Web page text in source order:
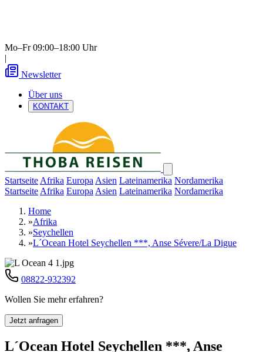
Mo–Fr 09:00–18:00 Uhr
|
Newsletter
Über uns
KONTAKT
Startseite Afrika Europa Asien Lateinamerika Nordamerika
Startseite Afrika Europa Asien Lateinamerika Nordamerika
Home
»Afrika
»Seychellen
»L´Ocean Hotel Seychellen ***, Anse Sévere/La Digue
08822-932392
Wollen Sie mehr erfahren?
Jetzt anfragen
L´Ocean Hotel Seychellen ***, Anse